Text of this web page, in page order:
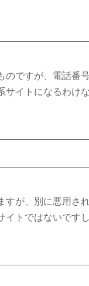
のですが、電話番
サイトになるわけ
すが、別に悪用さ
イトではないです